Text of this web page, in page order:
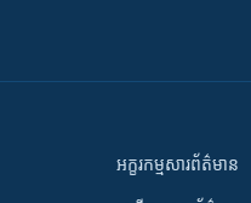
អក្ខរកម្មសារព័ត៌មាន